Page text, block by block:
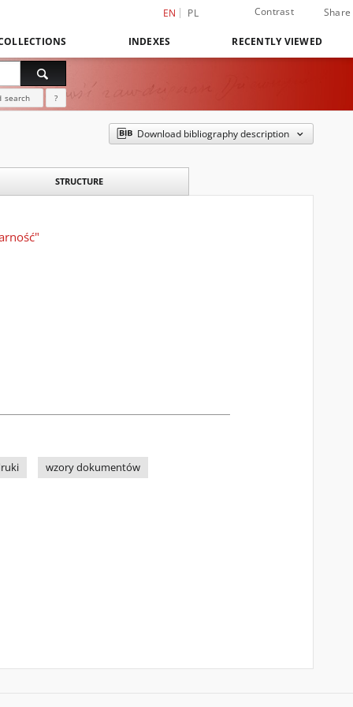
EN PL Contrast Share
INDEXES RECENTLY VIEWED
search ?
Download bibliography description
STRUCTURE
wzory dokumentów